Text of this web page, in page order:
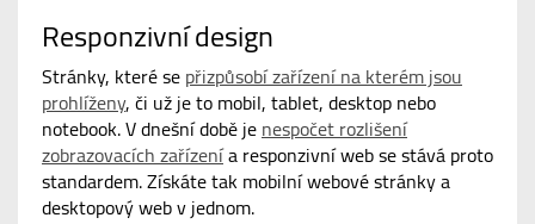
Responzivní design
Stránky, které se přizpůsobí zařízení na kterém jsou
prohlíženy, či už je to mobil, tablet, desktop nebo
notebook. V dnešní době je nespočet rozlišení
zobrazovacích zařízenía responzivní web se stává proto
standardem. Získáte tak mobilní webové stránky a
desktopový web v jednom.